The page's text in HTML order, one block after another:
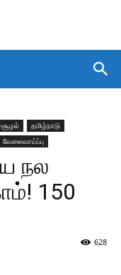
தமிழ்நாடு
வேலைவாய்ப்பு
நல
150
628